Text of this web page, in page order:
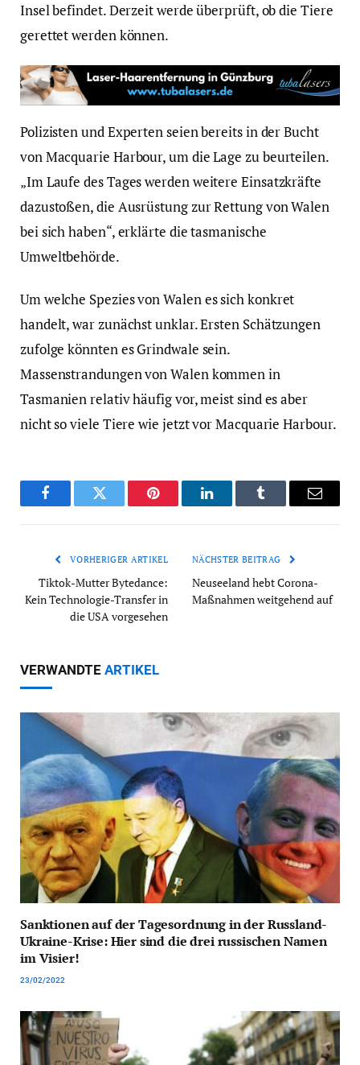
Insel befindet. Derzeit werde überprüft, ob die Tiere
gerettet werden können.
Polizisten und Experten seien bereits in der Bucht
von Macquarie Harbour, um die Lage zu beurteilen.
„Im Laufe des Tages werden weitere Einsatzkräfte
dazustoßen, die Ausrüstung zur Rettung von Walen
bei sich haben“, erklärte die tasmanische
Umweltbehörde.
Um welche Spezies von Walen es sich konkret
handelt, war zunächst unklar. Ersten Schätzungen
zufolge könnten es Grindwale sein.
Massenstrandungen von Walen kommen in
Tasmanien relativ häufig vor, meist sind es aber
nicht so viele Tiere wie jetzt vor Macquarie Harbour.
FacebookTwitter Pinterest LinkedInTumblr Email
VORHERIGER ARTIKEL
Tiktok-Mutter Bytedance:
Kein Technologie-Transfer in
die USA vorgesehen
NÄCHSTER BEITRAG
Neuseeland hebt Corona-
Maßnahmen weitgehend auf
VERWANDTE ARTIKEL
Sanktionen auf der Tagesordnung in der Russland-
Ukraine-Krise: Hier sind die drei russischen Namen
im Visier!
23/02/2022